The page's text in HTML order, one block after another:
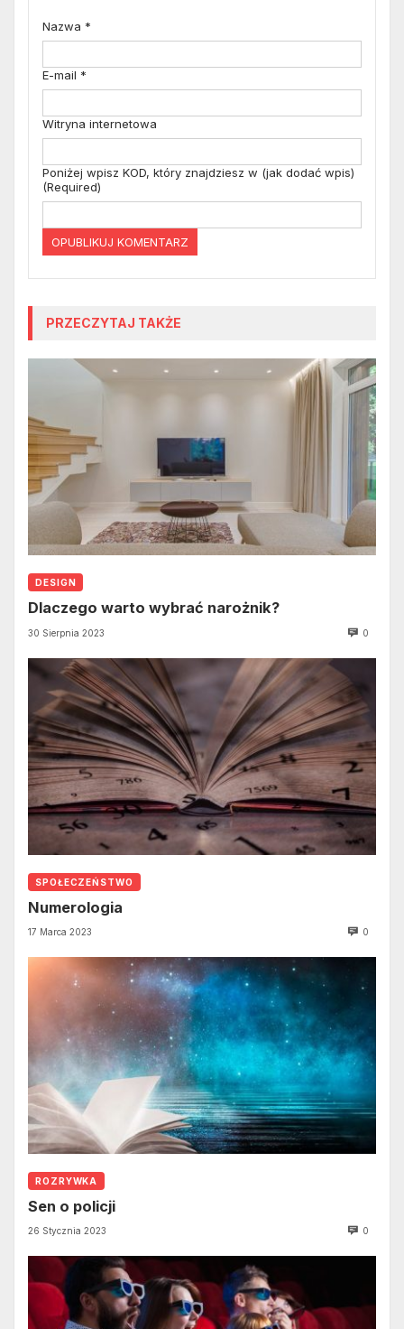
Nazwa *
E-mail *
Witryna internetowa
Poniżej wpisz KOD, który znajdziesz w (jak dodać wpis)
(Required)
PRZECZYTAJ TAKŻE
DESIGN
Dlaczego warto wybrać narożnik?
30 Sierpnia 2023 0
SPOŁECZEŃSTWO
Numerologia
17 Marca 2023 0
ROZRYWKA
Sen o policji
26 Stycznia 2023 0